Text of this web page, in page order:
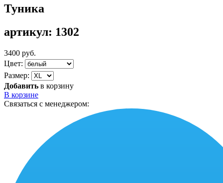
Туника
артикул: 1302
3400 руб.
Цвет:
Размер:
Добавить в корзину
В корзине
Связаться с менеджером: